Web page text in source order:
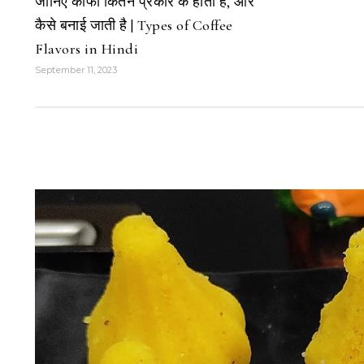
कैसे बनाई जाती है | Types of Coffee
Flavors in Hindi
September 11, 2023